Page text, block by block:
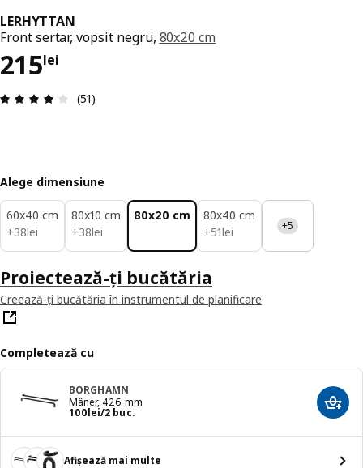
LERHYTTAN
Front sertar, vopsit negru, 80x20 cm
215lei
Preț 215lei
Prezentare generală: 4.1 din 5 stele Total
(51)
Alege dimensiune
60x40 cm
+38lei
38lei
80x10 cm
+38lei
38lei
80x20 cm
80x40 cm
+51lei
51lei +5
Proiectează-ți bucătăria
Creează-ți bucătăria în instrumentul de planificare
Completează cu
BORGHAMN
Mâner, 426 mm
100lei/2 buc.
Preț 100lei/2 buc.
Afișează mai multe